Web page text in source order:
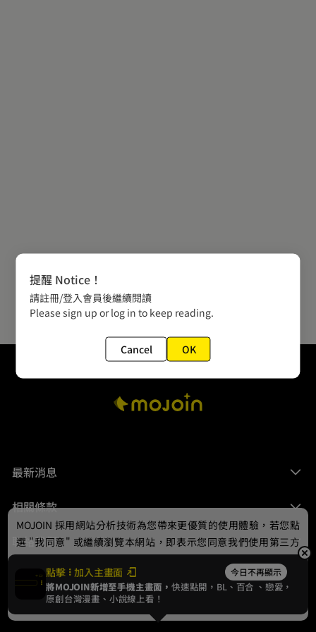
最新消息
相關條款
聯絡我們
© 2024 gamania Digital Entertainment Co., Ltd.
點擊 加入主畫面 今日不再顯示
將MOJOIN新增至手機主畫面，快速點開，BL、 百合 、戀愛，
原創台灣漫畫、小說線上看！
MOJOIN 採用網站分析技術為您帶來更優質的使用體驗，若您點
選 "我同意" 或繼續瀏覽本網站，即表示您同意我們使用第三方
Cookie，欲瞭解更多資訊請見隱私權政策。
我同意
提醒 Notice！
請註冊/登入會員後繼續閱讀
Please sign up or log in to keep reading.
Cancel OK